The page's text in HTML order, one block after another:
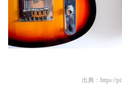
出典： https://